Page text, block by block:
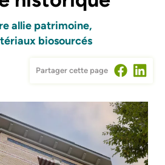
allie patrimoine,
biosourcés
Partager cette page